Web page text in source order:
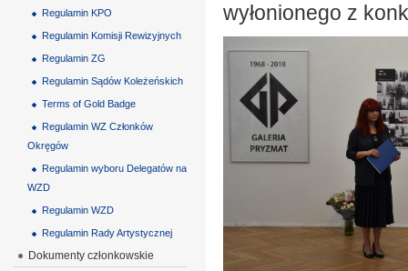
wyłonionego z
Regulamin KPO
Regulamin Komisji Rewizyjnych
Regulamin ZG
Regulamin Sądów Koleżeńskich
Terms of Gold Badge
Regulamin WZ Członków
Okręgów
Regulamin wyboru Delegatów na
WZD
Regulamin WZD
Regulamin Rady Artystycznej
Dokumenty członkowskie